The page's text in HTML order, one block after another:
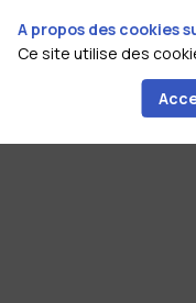
A propos des cookies
Ce site utilise des